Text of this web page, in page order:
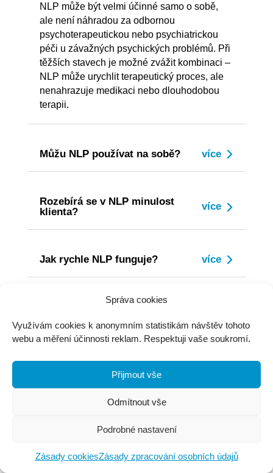
Správa cookies
Využívám cookies k anonymním statistikám návštěv tohoto
webu a měření účinnosti reklam. Respektuji vaše soukromí.
Přijmout vše
Odmítnout vše
Podrobné nastavení
Zásady cookiesZásady zpracování osobních údajů
NLP může být velmi účinné samo o sobě,
ale není náhradou za odbornou
psychoterapeutickou nebo psychiatrickou
péči u závažných psychických problémů. Při
těžších stavech je možné zvážit kombinaci –
NLP může urychlit terapeutický proces, ale
nenahrazuje medikaci nebo dlouhodobou
terapii.
Můžu NLP používat na sobě?
Rozebírá se v NLP minulost
klienta?
Jak rychle NLP funguje?
Můžu používat NLP na děti?
Proč mají někteří lidé o NLP
O mně a mém přístupu k